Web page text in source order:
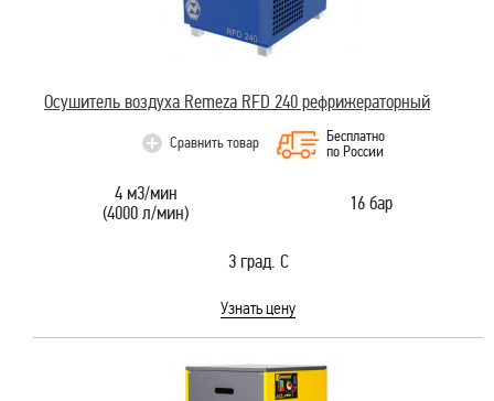
Осушитель воздуха Remeza RFD 240 рефрижераторный
Сравнить товар
Бесплатно
по России
4 м3/мин
(4000 л/мин)
16 бар
3 град. С
Узнать цену